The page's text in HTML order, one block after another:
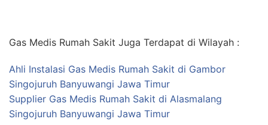
Gas Medis Rumah Sakit Juga Terdapat di Wilayah :
Ahli Instalasi Gas Medis Rumah Sakit di Gambor
Singojuruh Banyuwangi Jawa Timur
Supplier Gas Medis Rumah Sakit di Alasmalang
Singojuruh Banyuwangi Jawa Timur